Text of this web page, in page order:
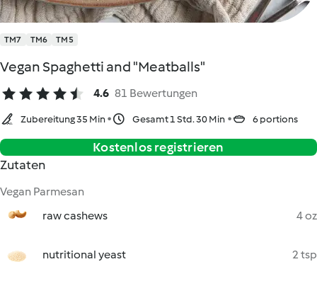
TM7 TM6 TM5
Vegan Spaghetti and "Meatballs"
4.6 81 Bewertungen
Zubereitung 35 Min Gesamt 1 Std. 30 Min 6 portions
Kostenlos registrieren
Zutaten
Vegan Parmesan
raw cashews
4 oz
nutritional yeast 2 tsp